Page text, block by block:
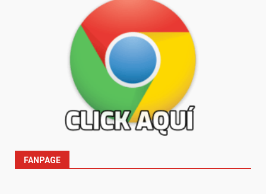
FANPAGE